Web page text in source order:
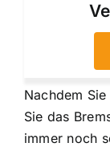
Nachdem
Sie das
immer noch